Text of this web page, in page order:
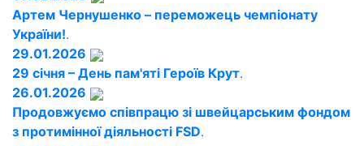
Артем Чернушенко – переможець чемпіонату
України!.
29.01.2026
29 січня – День пам'яті Героїв Крут.
26.01.2026
Продовжуємо співпрацю зі швейцарським фондом
з протимінної діяльності FSD.